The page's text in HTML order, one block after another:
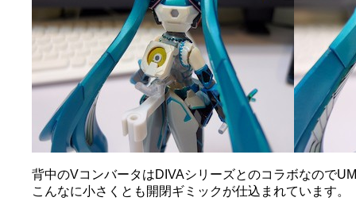
背中のVコンバータはDIVAシリーズとのコラボなので
こんなに小さくとも開閉ギミックが仕込まれています。